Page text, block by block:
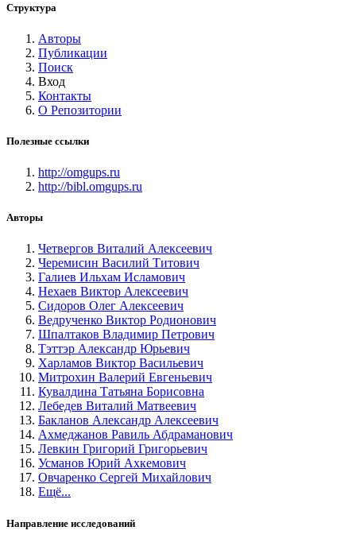
Структура
Авторы
Публикации
Поиск
Вход
Контакты
О Репозитории
Полезные ссылки
http://omgups.ru
http://bibl.omgups.ru
Авторы
Четвергов Виталий Алексеевич
Черемисин Василий Титович
Галиев Ильхам Исламович
Нехаев Виктор Алексеевич
Сидоров Олег Алексеевич
Ведрученко Виктор Родионович
Шпалтаков Владимир Петрович
Тэттэр Александр Юрьевич
Харламов Виктор Васильевич
Митрохин Валерий Евгеньевич
Кувалдина Татьяна Борисовна
Лебедев Виталий Матвеевич
Бакланов Александр Алексеевич
Ахмеджанов Равиль Абдраманович
Левкин Григорий Григорьевич
Усманов Юрий Ахкемович
Овчаренко Сергей Михайлович
Ещё...
Направление исследований